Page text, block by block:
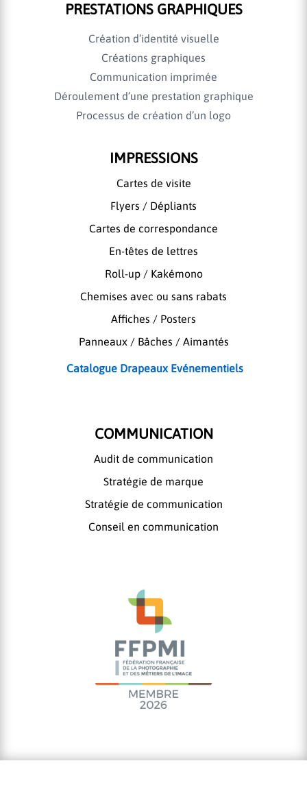
PRESTATIONS GRAPHIQUES
Création d’identité visuelle
Créations graphiques
Communication imprimée
Déroulement d’une prestation graphique
Processus de création d’un logo
IMPRESSIONS
Cartes de visite
Flyers / Dépliants
Cartes de correspondance
En-têtes de lettres
Roll-up / Kakémono
Chemises avec ou sans rabats
Affiches / Posters
Panneaux / Bâches / Aimantés
Catalogue Drapeaux Evénementiels
COMMUNICATION
Audit de communication
Stratégie de marque
Stratégie de communication
Conseil en communication